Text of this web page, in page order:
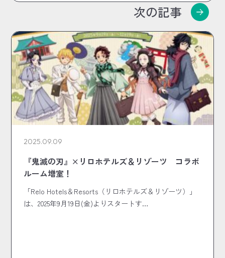
次の記事
2025.09.09
『鬼滅の刃』×リロホテルズ＆リゾーツ コラボ
ルーム増室！
「Relo Hotels＆Resorts（リロホテルズ＆リゾーツ）」
は、2025年9月19日(金)よりスタートす…